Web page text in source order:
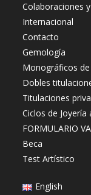
Colaboraciones
Internacional
Contacto
Gemología
Monográficos de
Dobles
Titulaciones
Ciclos de Joyería
FORMULARIO
Beca
Test Artístico
English